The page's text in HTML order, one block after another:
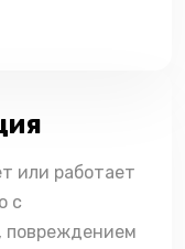
или работает
с
повреждением